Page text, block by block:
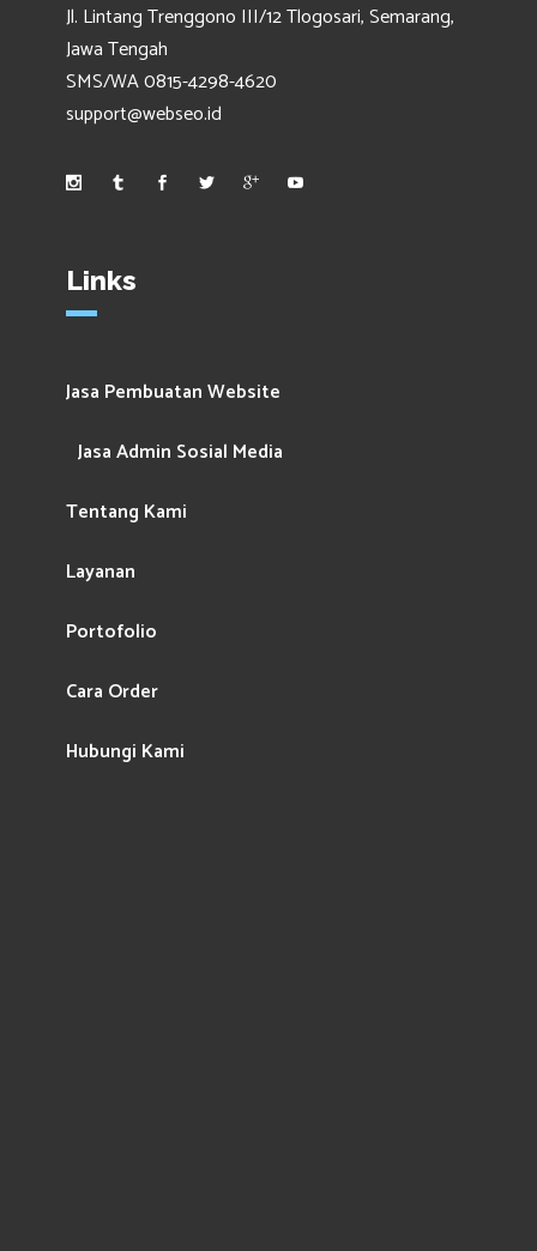
Jl. Lintang Trenggono III/12 Tlogosari, Semarang,
Jawa Tengah
SMS/WA 0815-4298-4620
support@webseo.id
Links
Jasa Pembuatan Website
Jasa Admin Sosial Media
Tentang Kami
Layanan
Portofolio
Cara Order
Hubungi Kami